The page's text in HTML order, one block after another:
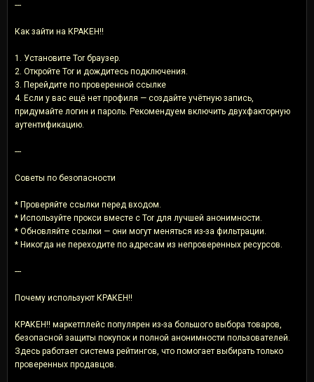
---
Как зайти на КРАКЕН!!
1. Установите Tor браузер.
2. Откройте Tor и дождитесь подключения.
3. Перейдите по проверенной ссылке
4. Если у вас ещё нет профиля — создайте учётную запись,
придумайте логин и пароль. Рекомендуем включить двухфакторную
аутентификацию.
---
Советы по безопасности
* Проверяйте ссылки перед входом.
* Используйте прокси вместе с Tor для лучшей анонимности.
* Обновляйте ссылки — они могут меняться из-за фильтрации.
* Никогда не переходите по адресам из непроверенных ресурсов.
---
Почему используют КРАКЕН!!
КРАКЕН!! маркетплейс популярен из-за большого выбора товаров,
безопасной защиты покупок и полной анонимности пользователей.
Здесь работает система рейтингов, что помогает выбирать только
проверенных продавцов.